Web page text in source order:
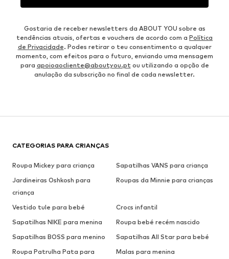
Gostaria de receber newsletters da ABOUT YOU sobre as
tendências atuais, ofertas e vouchers de acordo com a Política
de Privacidade. Podes retirar o teu consentimento a qualquer
momento, com efeitos para o futuro, enviando uma mensagem
para apoioaocliente@aboutyou.pt ou utilizando a opção de
anulação da subscrição no final de cada newsletter.
CATEGORIAS PARA CRIANÇAS
Roupa Mickey para criança
Sapatilhas VANS para criança
Jardineiras Oshkosh para
criança
Roupas da Minnie para crianças
Vestido tule para bebé
Crocs infantil
Sapatilhas NIKE para menina
Roupa bebé recém nascido
Sapatilhas BOSS para menino
Sapatilhas All Star para bebé
Roupa Patrulha Pata para
Malas para menina